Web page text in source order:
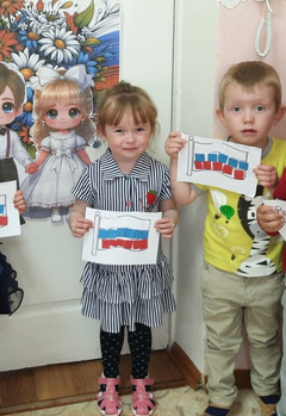
19.06.2024
DetSad14